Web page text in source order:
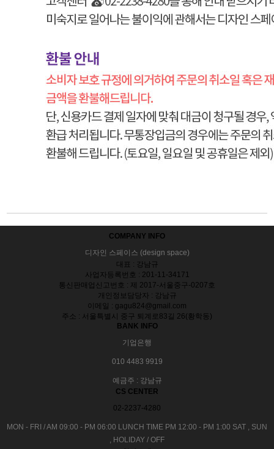
COMPANY INFO
디자인 스페이스 (design space)
대표 : 강남규
사업자등록번호 : 201-11-34171
통신판매업신고번호 : 제 2017-서울중구-0207호
개인정보담당자 : 강남규
이메일 : gagu824@gmail.com
주소 : 서울특별시 중구 퇴계로83길 26(황학동)
BANK INFO
기업은행
010 4483 9919
예금주 : 강남규
CS CENTER
02-2237-4280
MON - FRI / AM 09:00 - PM 06:00 LUNCH TIME PM 12:00 - PM 1:00 SAT , SUN
, HOLIDAY / OFF